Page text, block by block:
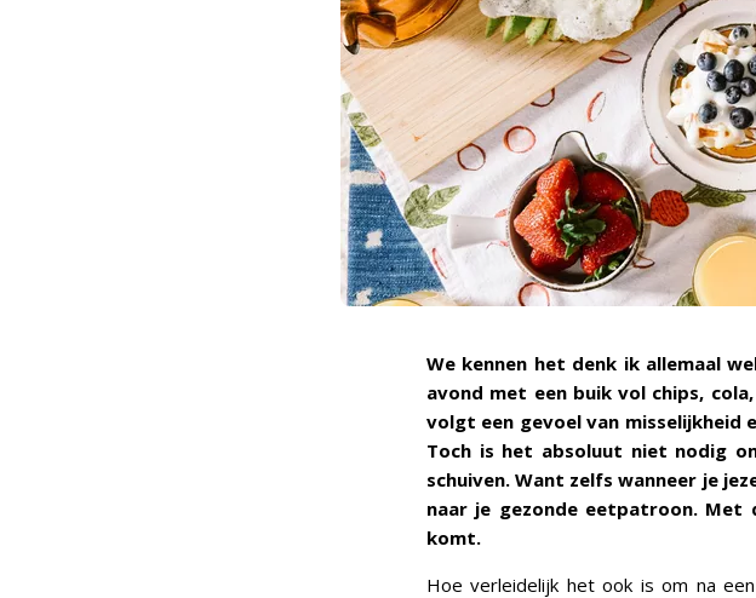
We kennen het denk ik allemaal
avond met een buik vol chips,
volgt een gevoel van misselijkheid
Toch is het absoluut niet nodig
schuiven. Want zelfs wanneer je
naar je gezonde eetpatroon.
komt.
Hoe verleidelijk het ook is om na